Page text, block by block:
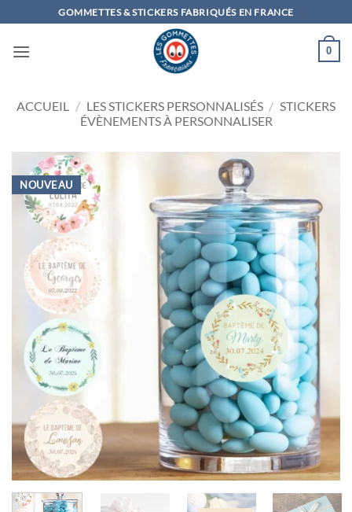
au
contenu
GOMMETTES & STICKERS FABRIQUÉS EN FRANCE
0
ACCUEIL / LES STICKERS PERSONNALISÉS / STICKERS
ÉVÈNEMENTS À PERSONNALISER
NOUVEAU